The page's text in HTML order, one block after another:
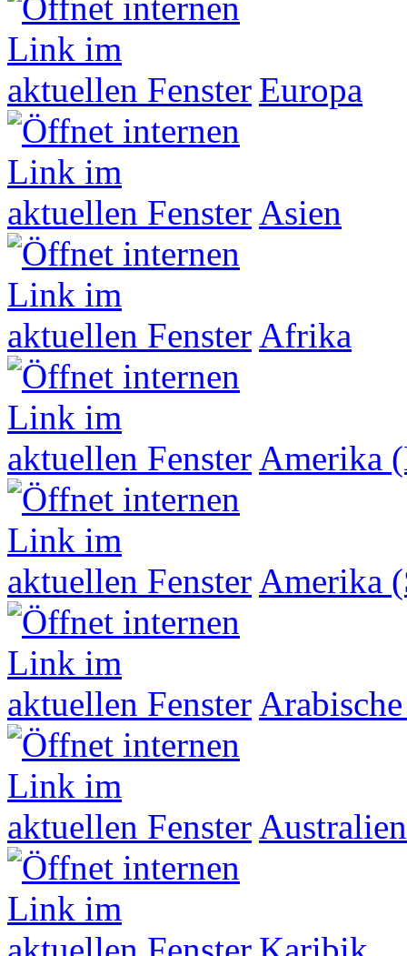
Europa
Asien
Afrika
Amerika
Amerika
Australien